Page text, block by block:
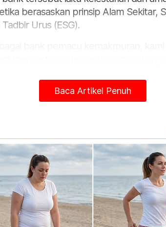
berasaskan prinsip Alam Sekitar,
Tadbir Urus (ESG).
(Bank Islam dan Nomura) berhasrat
sumbangan positif kepada
sekitar,” katanya dalam
turut memaklumkan, pihaknya
kewangan yang
keperluan pelanggan, malah
Pelaburan Amanah Saham
Baca Artikel Penuh